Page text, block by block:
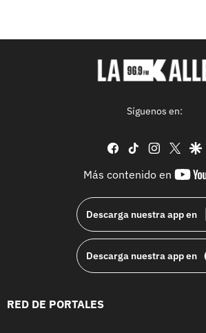
Síguenos en:
facebook
tiktok instagram
Más contenido en
Descarga nuestra app en
Descarga nuestra app en
RED DE PORTALES